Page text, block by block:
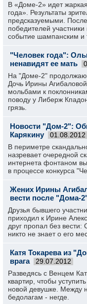
В «Доме-2» идет
года». Результаты
предсказуемыми.
победителей
событие шампанским и
"Человек года":
ненавидят ее мать
На "Доме-2"
Дочь Ирины
мольбами к
поводу у Либерж
грязь.
Новости "Дом-2":
Карякину
01.08.2012
В периметре
назревает очередной
интернета фонтаном
в процессе конкурса
Жених Ирины
вести после "Дома-
Друзья бывшего
приходил к Ирине
друг пропал без вести:
никто не знает о его
Катя Токарева из
врага
29.07.2012
Разведясь с Венцем
квартир, чтобы
новой девушке. Между
бедолагам - негде.